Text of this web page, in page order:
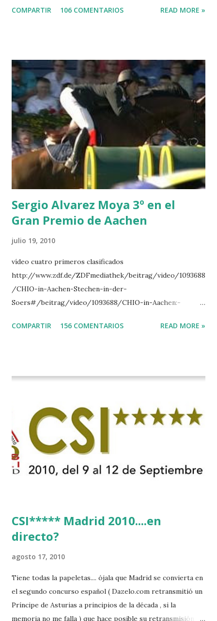
-EPAILLARD 7 GIG AMAI M WHITAKER 8 SILVANA DU
POWER - MILLAR 5 ARMANIE -VOORN 6 QUERLYBET
HERO -LEJAUNE 7 MO CHROI - O’BRIEN 8 CARMENA Z -
BREEN 9 JALLA DE GAVIERE -RAMZY AL DUHAMI 10
NOVEL -PHILIPPAERTS 3 triple 1 LATE NIGHT -LEVY 2 K
CLUB LADY -O’CONNOR 3 QUICK STUDY - HOUGH 4
LORENZO -AHLMANN 5 L’ESPOIR -GULLIKSEN 6
TOPINAMBOUR -LEPREVOST 7 WISCONSIN 111 -MOYA 8
INTERTOY Z - BRASH 9 HERALD –CORDON 10 SELDANA
DI CAMPALTO -SHARBATLY Vuelta Triunfal... el ganador
del Gran Premio en su vuelta de honor
COMPARTIR 106 COMENTARIOS READ MORE »
Sergio Alvarez Moya 3º en el
Gran Premio de Aachen
julio 19, 2010
vídeo cuatro primeros clasificados
http://www.zdf.de/ZDFmediathek/beitrag/video/1093688
/CHIO-in-Aachen-Stechen-in-der-
Soers#/beitrag/video/1093688/CHIO-in-Aachen:-
COMPARTIR 156 COMENTARIOS READ MORE »
CSI***** Madrid 2010....en
directo?
agosto 17, 2010
Tiene todas la papeletas.... ójala que Madrid se convierta en
el segundo concurso español ( Dazelo.com retransmitió un
Príncipe de Asturias a principios de la década , si la
memoria no me falla ) que hace posible su retransmisión via